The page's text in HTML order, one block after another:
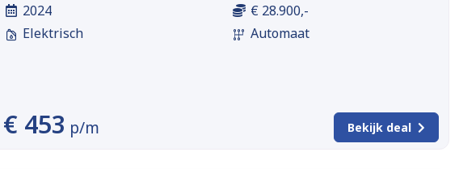
2024
Elektrisch
€ 28.900,-
Automaat
€ 453 p/m Bekijk deal